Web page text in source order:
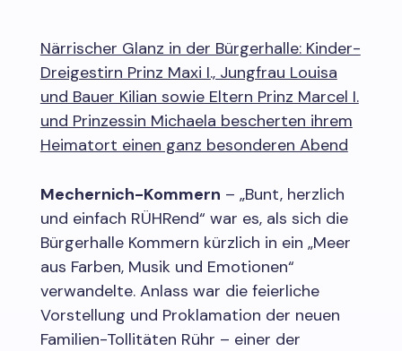
Närrischer Glanz in der Bürgerhalle: Kinder-
Dreigestirn Prinz Maxi I., Jungfrau Louisa
und Bauer Kilian sowie Eltern Prinz Marcel I.
und Prinzessin Michaela bescherten ihrem
Heimatort einen ganz besonderen Abend
Mechernich-Kommern – „Bunt, herzlich
und einfach RÜHRend“ war es, als sich die
Bürgerhalle Kommern kürzlich in ein „Meer
aus Farben, Musik und Emotionen“
verwandelte. Anlass war die feierliche
Vorstellung und Proklamation der neuen
Familien-Tollitäten Rühr – einer der